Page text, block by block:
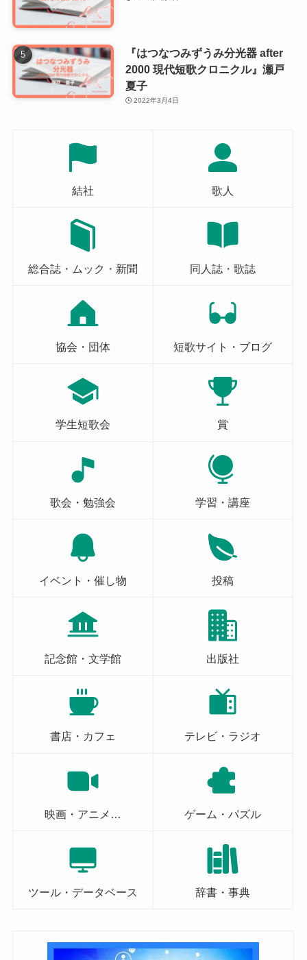
『はつなつみずうみ分光器 after
2000 現代短歌クロニクル』瀬戸
夏子
2022年3月4日
結社 歌人
総合誌・ムック・新聞 同人誌・歌誌
協会・団体 短歌サイト・ブログ
学生短歌会 賞
歌会・勉強会 学習・講座
イベント・催し物 投稿
記念館・文学館 出版社
書店・カフェ テレビ・ラジオ
映画・アニメ… ゲーム・パズル
ツール・データベース 辞書・事典